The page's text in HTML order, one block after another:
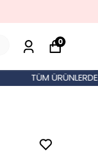
0
TÜM ÜRÜNLERDE 4